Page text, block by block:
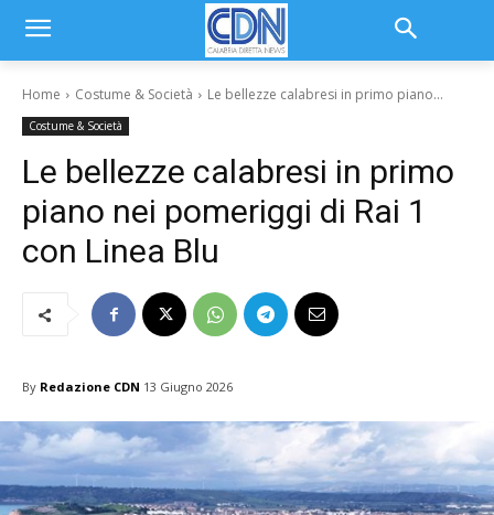
Home Costume & Società Le bellezze calabresi in primo piano...
Costume & Società
Le bellezze calabresi in primo
piano nei pomeriggi di Rai 1
con Linea Blu
By Redazione CDN 13 Giugno 2026